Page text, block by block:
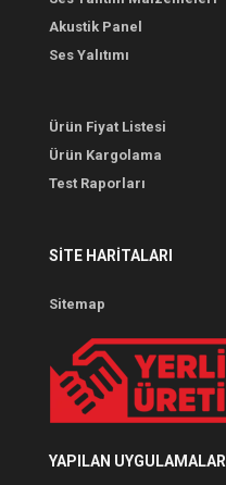
Akustik Panel
Ses Yalıtımı
Ürün Fiyat Listesi
Ürün Kargolama
Test Raporları
SITE HARITALARI
Sitemap
YAPILAN UYGULAMALAR